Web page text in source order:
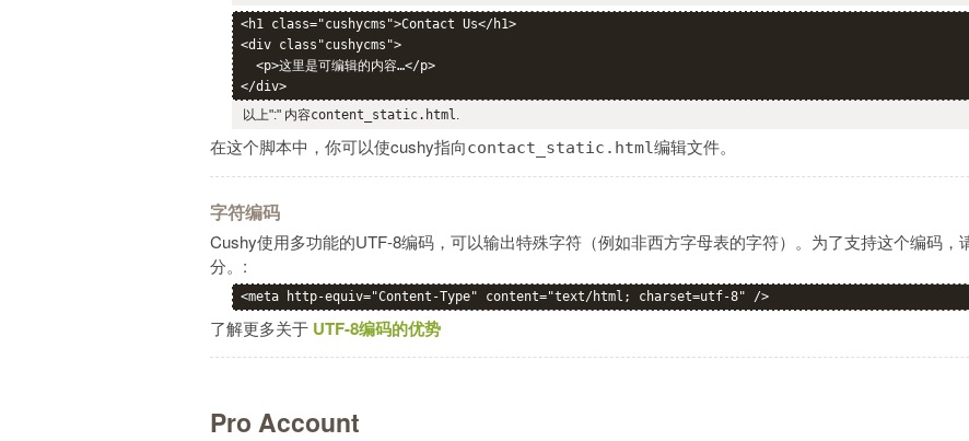
<h1 class="cushycms">Contact Us</h1>
<div class"cushycms">
  <p>这里是可编辑的内容…</p>
以上":" 内容content_static.html.
在这个脚本中，你可以使cushy指向contact_static.html编辑文件。
字符编码
Cushy使用多功能的UTF-8编码，可以输出特殊字符（例如非西方字母表的字符）。为了支持这个编码，
分。:
<meta http-equiv="Content-Type" content="text/html; charset=utf-8" />
了解更多关于 UTF-8编码的优势
Pro Account